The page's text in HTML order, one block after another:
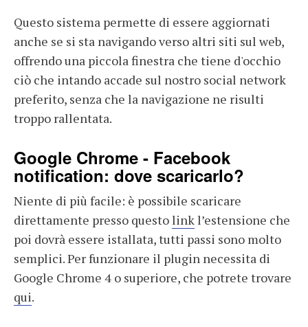
Questo sistema permette di essere aggiornati
anche se si sta navigando verso altri siti sul web,
offrendo una piccola finestra che tiene d'occhio
ciò che intando accade sul nostro social network
preferito, senza che la navigazione ne risulti
troppo rallentata.
Google Chrome - Facebook
notification: dove scaricarlo?
Niente di più facile: è possibile scaricare
direttamente presso questolinkl’estensione che
poi dovrà essere istallata, tutti passi sono molto
semplici. Per funzionare il plugin necessita di
Google Chrome 4 o superiore, che potrete trovare
qui.